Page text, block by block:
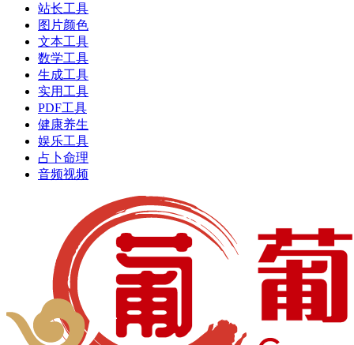
站长工具
图片颜色
文本工具
数学工具
生成工具
实用工具
PDF工具
健康养生
娱乐工具
占卜命理
音频视频